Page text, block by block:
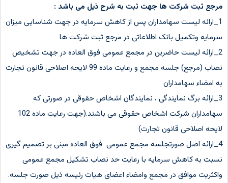
مرجع ثبت شرکت ها جهت ثبت به شرح ذیل می باشد :
1_ارائه لیست سهامداران پس از کاهش سرمایه در جهت شناسایی میزان
سرمایه وتکمیل بانک اطلاعاتی در مرجع ثبت شرکت ها
2_ارائه لیست حاضرین در مجمع عمومی فوق العاده در جهت تشخیص
نصاب (مرجع) جلسه مجمع و رعایت ماده 99 لایحه اصلاحی قانون تجارت
به امضاء سهامداران
3_ارائه برگ نمایندگی ، نمایندگان اشخاص حقوقی در صورتی که
سهامداران شرکت اشخاص حقوقی می باشند.(جهت رعایت ماده 102
لایحه اصلاحی قانون تجارت)
4_ارائه اصل صورتجلسه مجمع عمومی فوق العاده مبنی بر تصمیم گیری
نسبت به کاهش سرمایه با رعایت حد نصاب تشکیل مجمع عمومی
واکثریت موافق در مجمع وامضاء اعضای هیات رئیسه ذیل صورت جلسه.